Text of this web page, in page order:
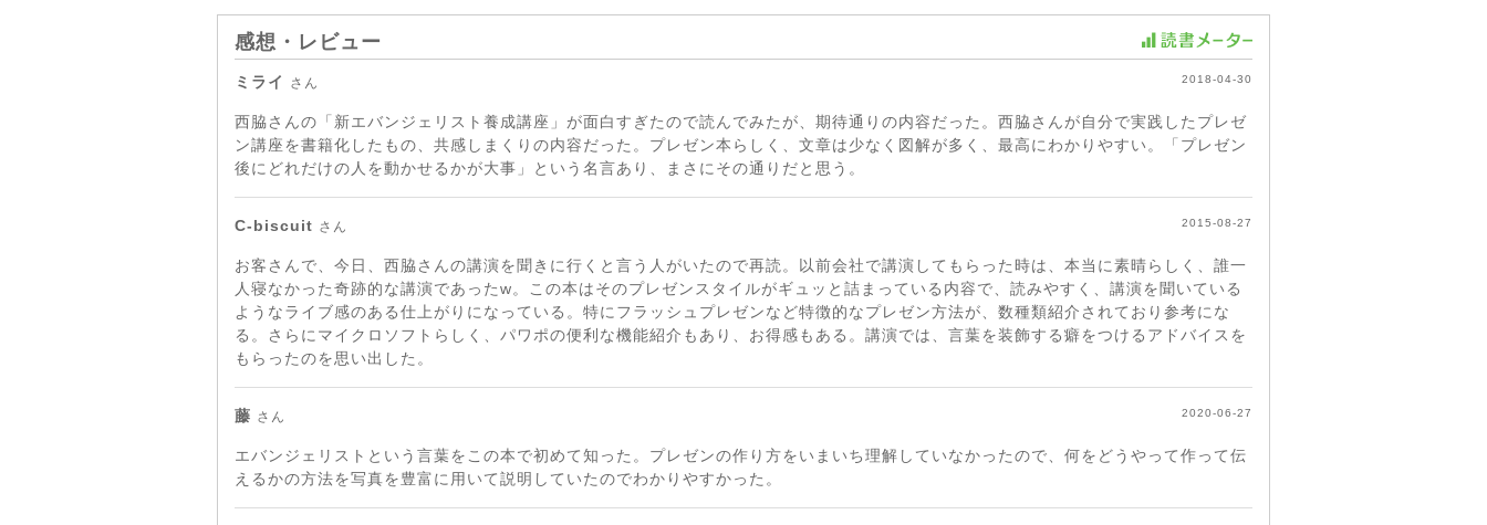
感想・レビュー
ミライ さん 2018-04-30
西脇さんの「新エバンジェリスト養成講座」が面白すぎたので読んでみたが、期待通りの内容だった。西脇さんが自分で実践したプレゼ
ン講座を書籍化したもの、共感しまくりの内容だった。プレゼン本らしく、文章は少なく図解が多く、最高にわかりやすい。「プレゼン
後にどれだけの人を動かせるかが大事」という名言あり、まさにその通りだと思う。
C-biscuit さん 2015-08-27
お客さんで、今日、西脇さんの講演を聞きに行くと言う人がいたので再読。以前会社で講演してもらった時は、本当に素晴らしく、誰一
人寝なかった奇跡的な講演であったw。この本はそのプレゼンスタイルがギュッと詰まっている内容で、読みやすく、講演を聞いている
ようなライブ感のある仕上がりになっている。特にフラッシュプレゼンなど特徴的なプレゼン方法が、数種類紹介されており参考にな
る。さらにマイクロソフトらしく、パワポの便利な機能紹介もあり、お得感もある。講演では、言葉を装飾する癖をつけるアドバイスを
もらったのを思い出した。
藤 さん 2020-06-27
エバンジェリストという言葉をこの本で初めて知った。プレゼンの作り方をいまいち理解していなかったので、何をどうやって作って伝
えるかの方法を写真を豊富に用いて説明していたのでわかりやすかった。